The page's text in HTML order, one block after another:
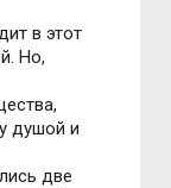
в этот
Но,
душой и
две